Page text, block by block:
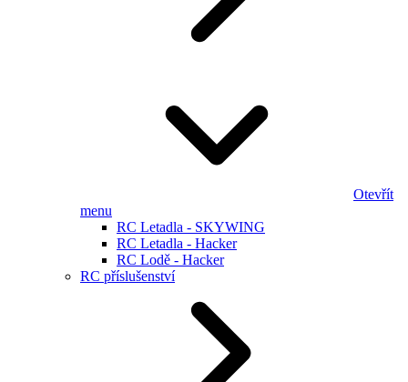
Otevřít
menu
RC Letadla - SKYWING
RC Letadla - Hacker
RC Lodě - Hacker
RC příslušenství